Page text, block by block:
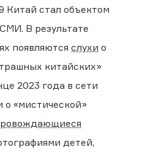
Китай стал объектом
В результате
появляются слухи о
китайских»
2023 года в сети
о «мистической»
детей,